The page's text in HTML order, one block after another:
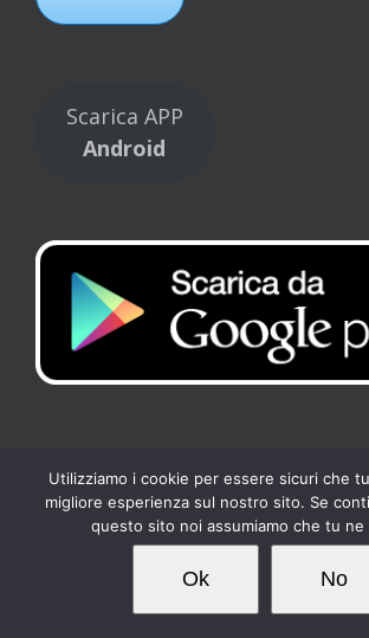
Scarica APP
Android
Copyright 2017 Tennis Club Kipling | All Rights
Cookies| Powered byLoto
Facebook
Utilizziamo i cookie per essere sicuri che
migliore esperienza sul nostro sito. Se
questo sito noi assumiamo che tu ne
Ok No